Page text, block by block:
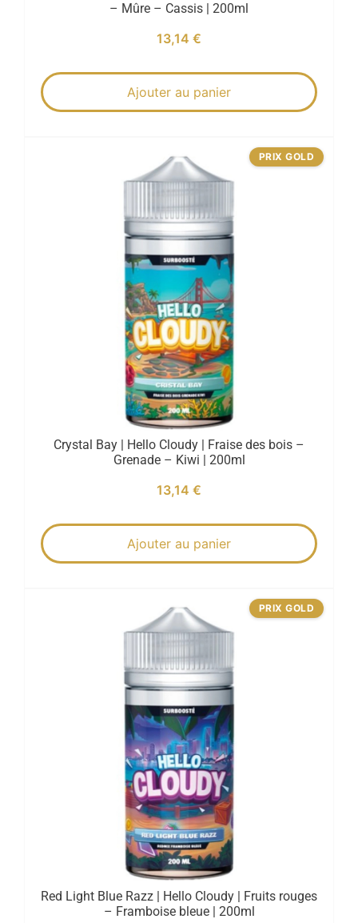
– Mûre – Cassis | 200ml
13,14 €
Ajouter au panier
Crystal Bay | Hello Cloudy | Fraise des bois –
Grenade – Kiwi | 200ml
13,14 €
Ajouter au panier
PRIX GOLD
Red Light Blue Razz | Hello Cloudy | Fruits rouges
– Framboise bleue | 200ml
PRIX GOLD